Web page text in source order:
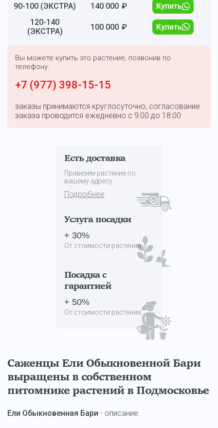
90-100 (ЭКСТРА) 140 000 ₽
Купить
120-140
(ЭКСТРА)
100 000 ₽ Купить
Вы можете купить это растение, позвонив по
телефону:
+7 (977) 398-15-15
заказы принимаются круглосуточно, согласование
заказа проводится ежедневно с 9:00 до 18:00
Есть доставка
Привезем растение по
вашему адресу
Подробнее
Услуга посадки
+ 30%
От стоимости растения
Посадка с
гарантией
+ 50%
От стоимости растения
Саженцы Ели Обыкновенной Бари
выращены в собственном
питомнике растений в Подмосковье
Ели Обыкновенная Бари - описание.